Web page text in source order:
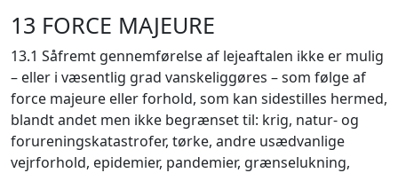
13 FORCE MAJEURE
13.1 Såfremt gennemførelse af lejeaftalen ikke er mulig
– eller i væsentlig grad vanskeliggøres – som følge af
force majeure eller forhold, som kan sidestilles hermed,
blandt andet men ikke begrænset til: krig, natur- og
forureningskatastrofer, tørke, andre usædvanlige
vejrforhold, epidemier, pandemier, grænselukning,